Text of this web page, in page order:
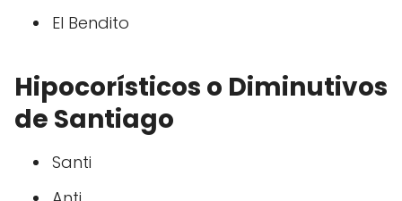
El Bendito
Hipocorísticos o Diminutivos
de Santiago
Santi